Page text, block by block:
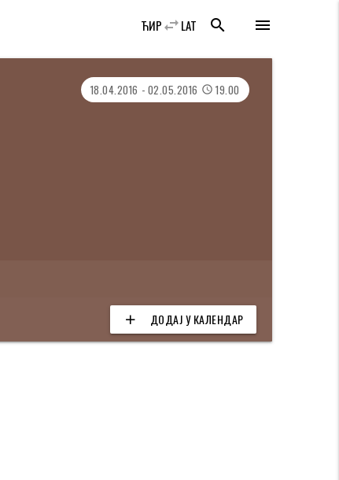
menu
search
LAT
swap_horiz
ЋИР
18.04.2016 - 02.05.2016 access_time 19.00
add ДОДАЈ У КАЛЕНДАР